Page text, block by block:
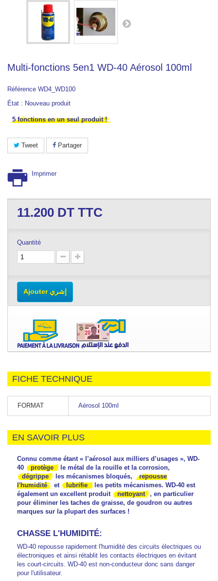
Multi-fonctions 5en1 WD-40 Aérosol 100ml
Référence WD4_WD100
État : Nouveau produit
5 fonctions en un seul produit !
Tweet Partager
Imprimer
11.200 DT TTC
Quantité
Ajouter إشري
FICHE TECHNIQUE
FORMAT Aérosol 100ml
EN SAVOIR PLUS
Connu comme étant « l’aérosol aux milliers d’usages », WD-
40
protège
le métal de la rouille et la corrosion,
dégrippe
les mécanismes bloqués,
repousse
l'humidité
et lubrifie
les petits mécanismes. WD-40 est
également un excellent produit
nettoyant
, en particulier
pour éliminer les taches de graisse, de goudron ou autres
marques sur la plupart des surfaces !
CHASSE L'HUMIDITÉ:
WD-40 repousse rapidement l'humidité des circuits électriques ou
électroniques et ainsi rétablit les contacts électriques en évitant
les court-circuits. WD-40 est non-conducteur donc sans danger
pour l'utilisateur.